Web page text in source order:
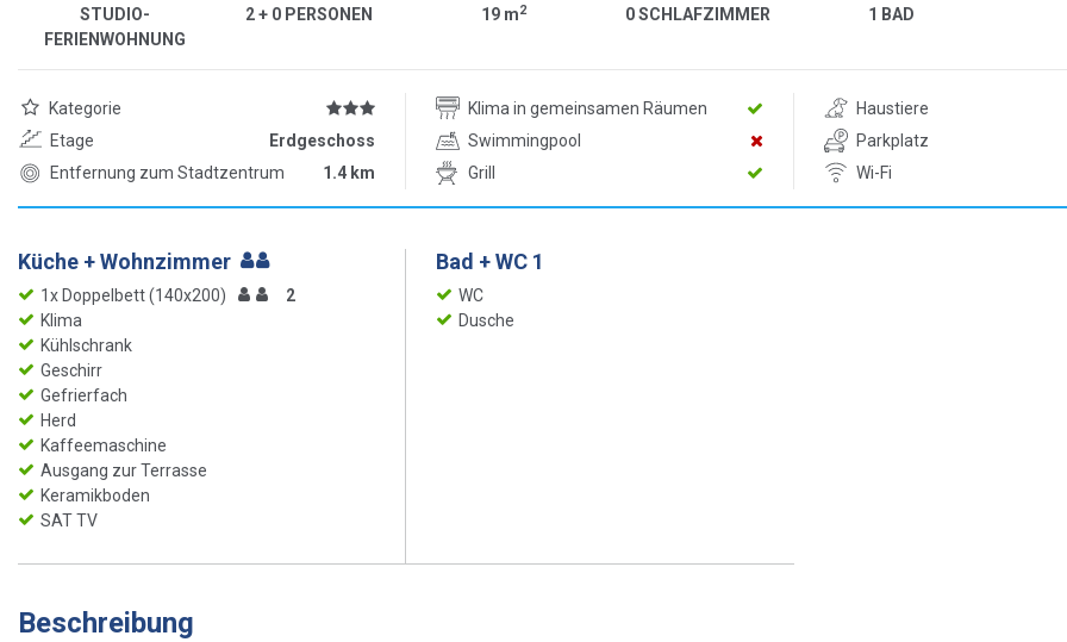
STUDIO-
FERIENWOHNUNG
2 + 0 PERSONEN 19 m2 0 SCHLAFZIMMER 1 BAD
Kategorie Klima in gemeinsamen Räumen
Haustiere
Etage
Erdgeschoss Swimmingpool
Parkplatz
Entfernung zum Stadtzentrum
1.4 km Grill Wi-Fi
Küche + Wohnzimmer
1x Doppelbett (140x200)
2
Klima
Kühlschrank
Geschirr
Gefrierfach
Herd
Kaffeemaschine
Ausgang zur Terrasse
Keramikboden
SAT TV
Bad + WC 1
WC
Dusche
Beschreibung